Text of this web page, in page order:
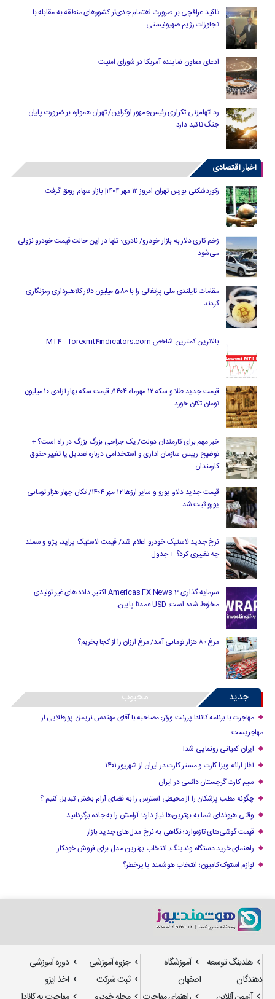
تاکید عراقچی بر ضرورت اهتمام جدی‌تر کشورهای منطقه به مقابله با
تجاوزات رژیم صهیونیستی
ادعای معاون نماینده آمریکا در شورای امنیت
رد اتهام‌زنی تکراری رئیس‌جمهور اوکراین/ تهران همواره بر ضرورت پایان
جنگ تاکید دارد
اخبار اقتصادی
رکوردشکنی بورس تهران امروز ۱۲ مهر ۱۴۰۴| بازار سهام رونق گرفت
زخم کاری دلار به بازار خودرو/ نادری: تنها در این حالت قیمت خودرو نزولی
می‌شود
مقامات تایلندی ملی پرتغالی را با 580 میلیون دلار کلاهبرداری رمزنگاری
کردند
بالاترین کمترین شاخص MT4 – forexmt4indicators.com
قیمت جدید طلا و سکه ۱۲ مهرماه ۱۴۰۴/ قیمت سکه بهار آزادی ۱۰ میلیون
تومان تکان خورد
خبر مهم برای کارمندان دولت/ یک جراحی بزرگ بزرگ در راه است؟ +
توضیح رییس سازمان اداری و استخدامی درباره تعدیل یا تغییر حقوق
کارمندان
قیمت جدید دلار، یورو و سایر ارزها ۱۲ مهر ۱۴۰۴/ تکان چهار هزار تومانی
یورو ثبت شد
نرخ جدید لاستیک خودرو اعلام شد/ قیمت لاستیک پراید، پژو و سمند
چه تغییری کرد؟ + جدول
سرمایه گذاری Americas FX News 3 اکتبر: داده های غیر تولیدی
مخلوط شده است. USD عمدتا پایین.
مرغ ۸۰ هزار تومانی آمد/ مرغ ارزان را از کجا بخریم؟
جدید محبوب
مهاجرت با برنامه کانادا پرزنت ورکر: مصاحبه با آقای مهندس نریمان پورطلایی از
مهاجریست
ایران کمپانی رونمایی شد!
آغاز ارائه ویزا کارت و مستر کارت در ایران از شهریور ۱۴۰۱
سیم کارت گرجستان دائمی در ایران
چگونه مطب پزشکان را از محیطی استرس زا به فضای آرام بخش تبدیل کنیم ؟
وقتی هیوندای شما به بهترین‌ها نیاز دارد؛ آرامش را به جاده برگردانید
قیمت گوشی‌های تازه‌وارد؛ نگاهی به نرخ مدل‌های جدید بازار
راهنمای خرید دستگاه وندینگ: انتخاب بهترین مدل برای فروش خودکار
لوازم استوک کامیون؛ انتخاب هوشمند یا پرخطر؟
هلدینگ توسعه
دهندگان
آموزشگاه
اصفهان
جزوه آموزشی
دوره آموزشی
ثبت شرکت
اخذ ایزو